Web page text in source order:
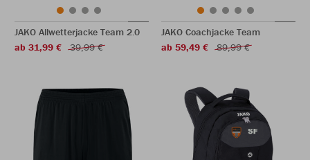
JAKO Allwetterjacke Team 2.0
ab 31,99 €
39,99 €
JAKO Coachjacke Team
ab 59,49 €
89,99 €